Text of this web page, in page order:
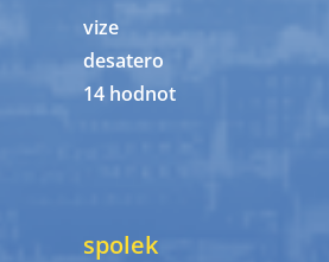
vize
desatero
14 hodnot
spolek